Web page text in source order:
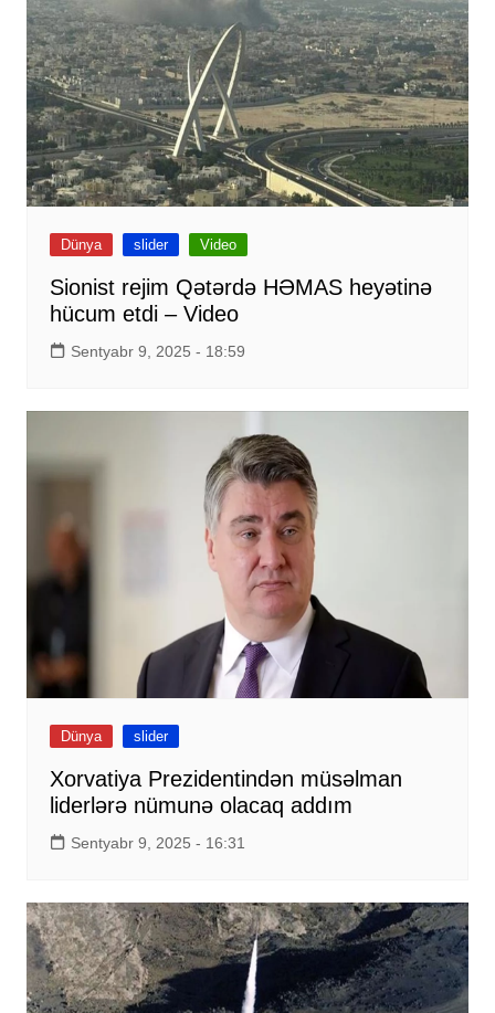
Dünya slider Video
Sionist rejim Qətərdə HƏMAS heyətinə
hücum etdi – Video
Sentyabr 9, 2025 - 18:59
Dünya slider
Xorvatiya Prezidentindən müsəlman
liderlərə nümunə olacaq addım
Sentyabr 9, 2025 - 16:31